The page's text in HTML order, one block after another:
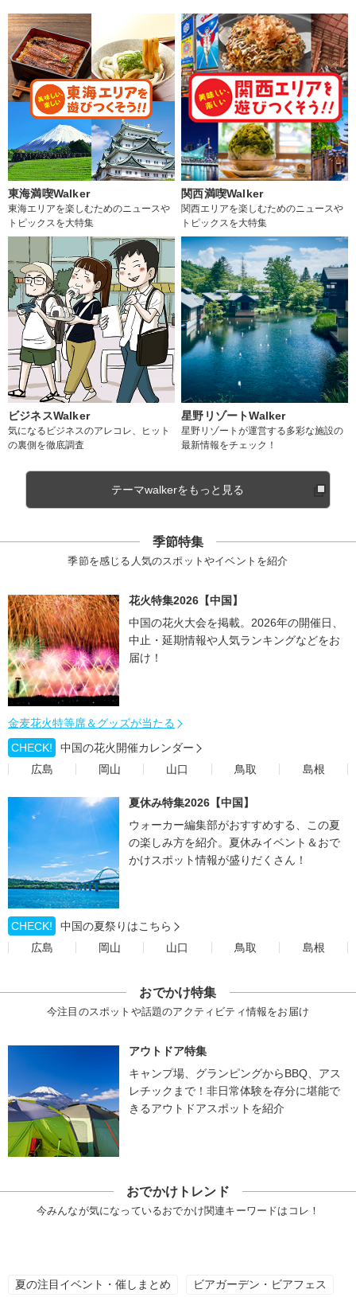
東海満喫Walker
東海エリアを楽しむためのニュースや
トピックスを大特集
関西満喫Walker
関西エリアを楽しむためのニュースや
トピックスを大特集
ビジネスWalker
気になるビジネスのアレコレ、ヒット
の裏側を徹底調査
星野リゾートWalker
星野リゾートが運営する多彩な施設の
最新情報をチェック！
テーマwalkerをもっと見る
季節特集
季節を感じる人気のスポットやイベントを紹介
花火特集2026【中国】
中国の花火大会を掲載。2026年の開催日、
中止・延期情報や人気ランキングなどをお
届け！
金麦花火特等席＆グッズが当たる
CHECK!
中国の花火開催カレンダー
広島
岡山 山口 鳥取 島根
夏休み特集2026【中国】
ウォーカー編集部がおすすめする、この夏
の楽しみ方を紹介。夏休みイベント＆おで
かけスポット情報が盛りだくさん！
CHECK!
中国の夏祭りはこちら
広島
岡山 山口 鳥取 島根
おでかけ特集
今注目のスポットや話題のアクティビティ情報をお届け
アウトドア特集
キャンプ場、グランピングからBBQ、アス
レチックまで！非日常体験を存分に堪能で
きるアウトドアスポットを紹介
おでかけトレンド
今みんなが気になっているおでかけ関連キーワードはコレ！
夏の注目イベント・催しまとめ ビアガーデン・ビアフェス